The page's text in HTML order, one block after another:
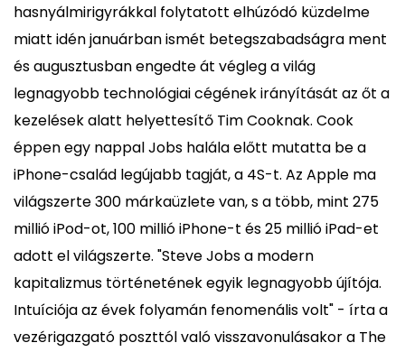
hasnyálmirigyrákkal folytatott elhúzódó küzdelme
miatt idén januárban ismét betegszabadságra ment
és augusztusban engedte át végleg a világ
legnagyobb technológiai cégének irányítását az őt a
kezelések alatt helyettesítő Tim Cooknak. Cook
éppen egy nappal Jobs halála előtt mutatta be a
iPhone-család legújabb tagját, a 4S-t. Az Apple ma
világszerte 300 márkaüzlete van, s a több, mint 275
millió iPod-ot, 100 millió iPhone-t és 25 millió iPad-et
adott el világszerte. "Steve Jobs a modern
kapitalizmus történetének egyik legnagyobb újítója.
Intuíciója az évek folyamán fenomenális volt" - írta a
vezérigazgató poszttól való visszavonulásakor a The